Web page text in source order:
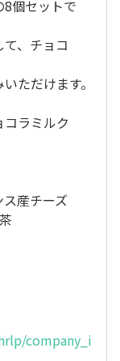
個セットで
、チョコ
ただけます。
コラミルク
産チーズ
company_i